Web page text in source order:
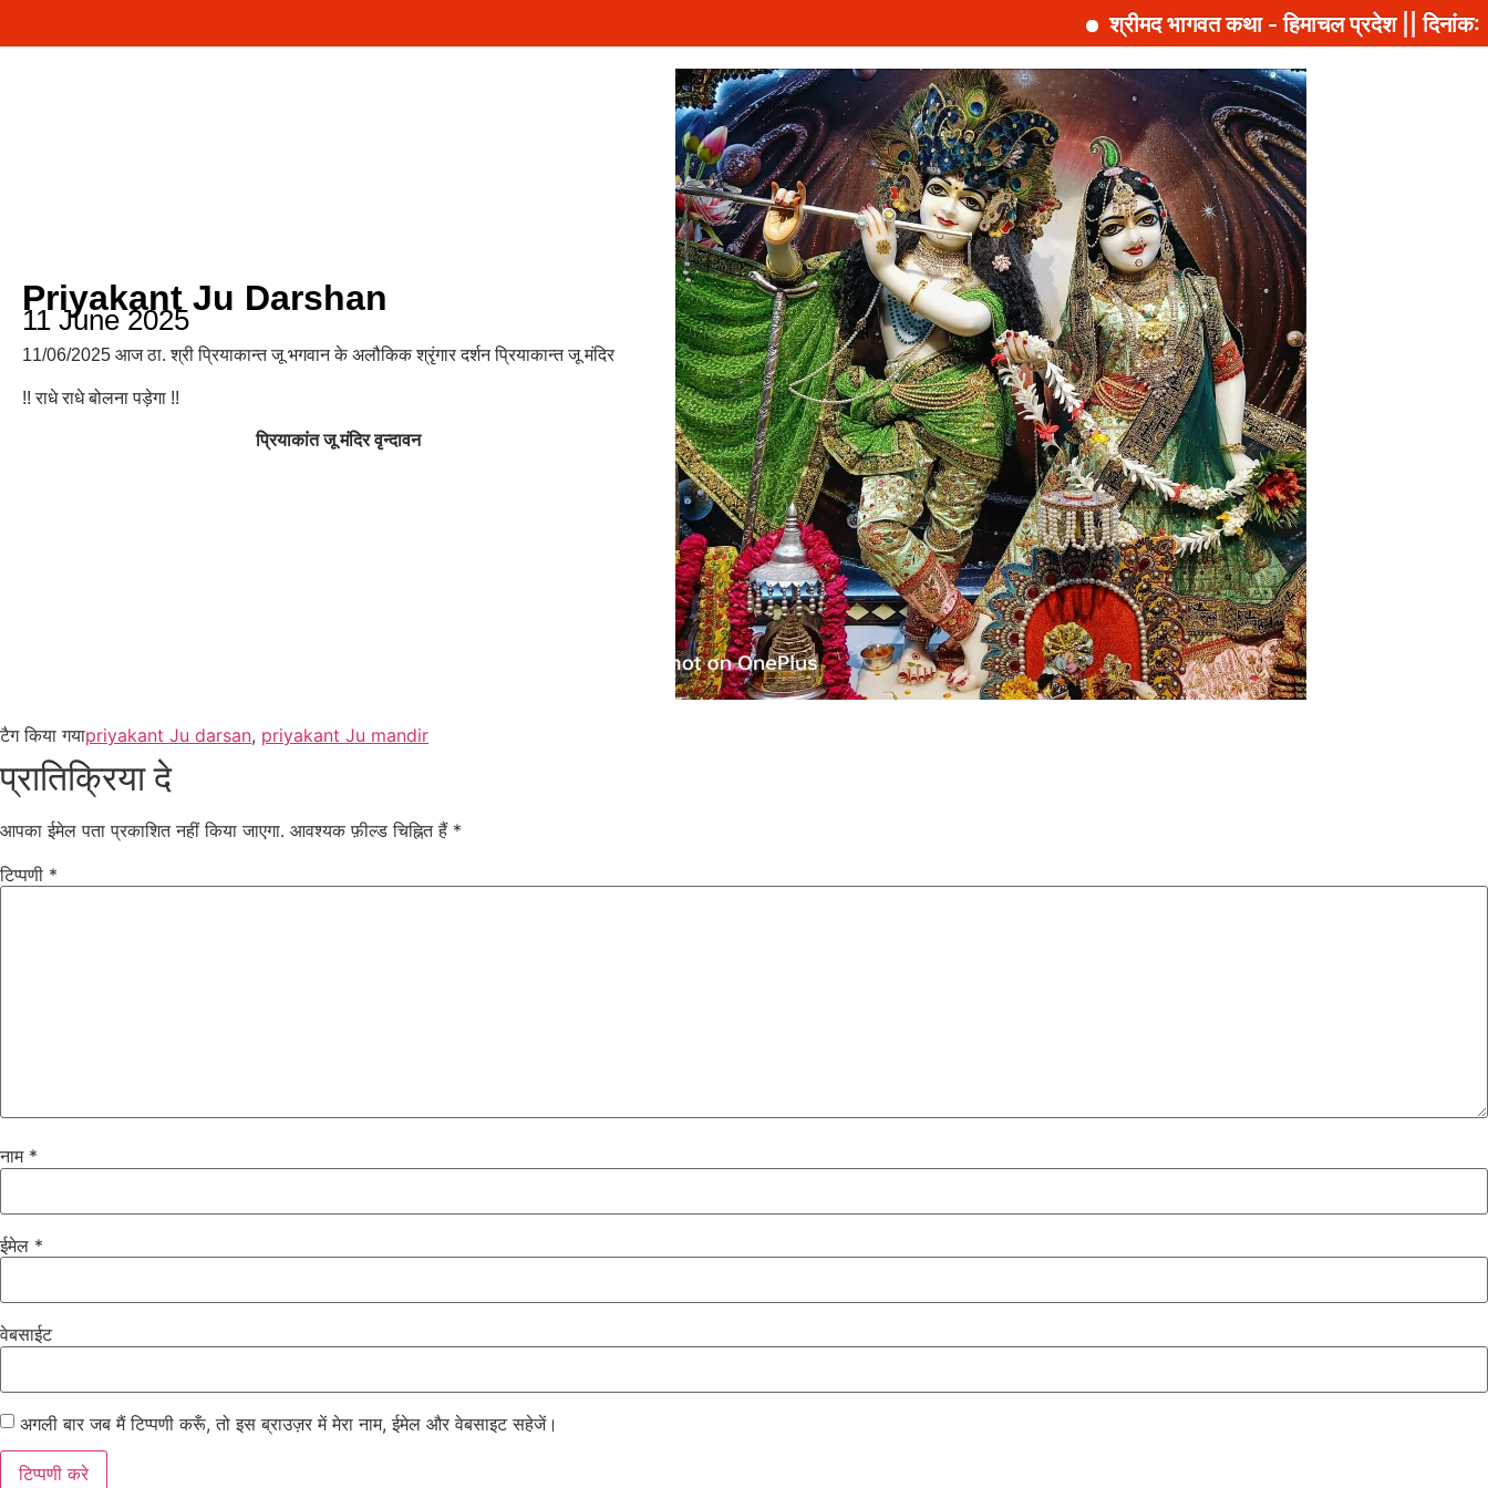
श्रीमद भागवत कथा - हिमाचल प्रदेश ||
Priyakant Ju Darshan
11 June 2025
11/06/2025 आज ठा. श्री प्रियाकान्त जू भगवान के अलौकिक श्रृंगार दर्शन प्रियाकान्त जू मंदिर
!! राधे राधे बोलना पड़ेगा !!
प्रियाकांत जू मंदिर वृन्दावन
टैग किया गयाpriyakant Ju darsan, priyakant Ju mandir
प्रातिक्रिया दे
आपका ईमेल पता प्रकाशित नहीं किया जाएगा. आवश्यक फ़ील्ड चिह्नित हैं *
टिप्पणी *
नाम *
ईमेल *
वेबसाईट
अगली बार जब मैं टिप्पणी करूँ, तो इस ब्राउज़र में मेरा नाम, ईमेल और वेबसाइट सहेजें।